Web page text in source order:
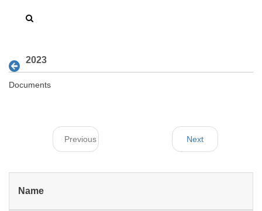
2023
Documents
Previous Next
Name